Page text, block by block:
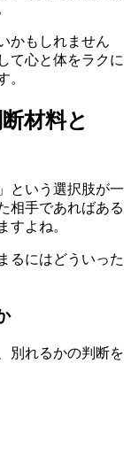
かもしれません
て心と体をラクに
。
材料と
という選択肢が一
相手であればある
すよね。
るにはどういった
別れるかの判断を